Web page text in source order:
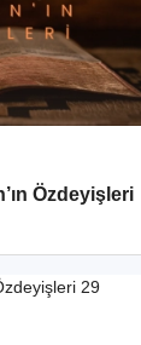
Özdeyişleri